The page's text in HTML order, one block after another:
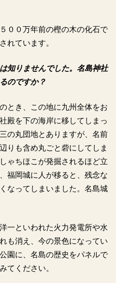
０万年前の樫の木の化石で
れています。
知りませんでした。名島神社
のですか？
とき、この地に九州全体をお
殿を下の海岸に移してしまっ
の丸団地とありますが、名前
りも含め丸ごと砦にしてしま
ゃちほこが発掘されるほど立
福岡城に人が移ると、残念な
なってしまいました。名島城
一といわれた火力発電所や水
も消え、今の景色になってい
園に、名島の歴史をパネルで
てください。